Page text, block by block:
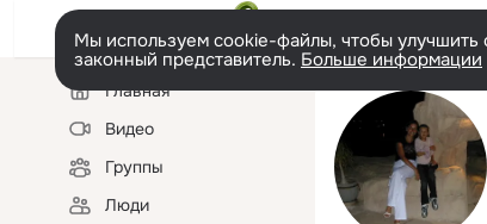
Мы используем cookie-файлы, чтобы улучшить
законный представитель. Больше информации
Левая
колонкаГлавная
Видео
Группы
Люди